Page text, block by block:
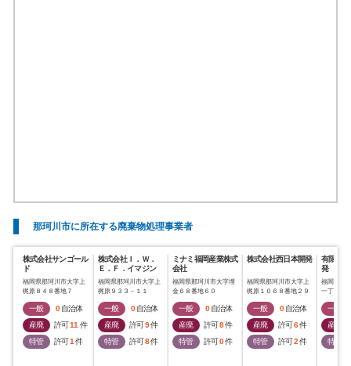
那珂川市に所在する廃棄物処理事業者
株式会社サンゴール
ド
福岡県那珂川市大字上
梶原８４８番地７
一般 0 自治体
産廃
許可11 件
特管
許可1 件
株式会社Ｉ．Ｗ．
Ｅ．Ｆ．イマジン
福岡県那珂川市大字上
梶原９３３－１１
一般 0 自治体
産廃
許可9件
特管
許可8件
ミナミ福岡産業株式
会社
福岡県那珂川市大字埋
金６８番地６０
一般 0 自治体
産廃
許可8件
特管
許可0件
株式会社西日本開発
福岡県那珂川市大字上
梶原１０６８番地２９
一般 0 自治体
産廃
許可6件
特管
許可2 件
有限会
発
福岡県那
一丁目１
一般
産廃
特管